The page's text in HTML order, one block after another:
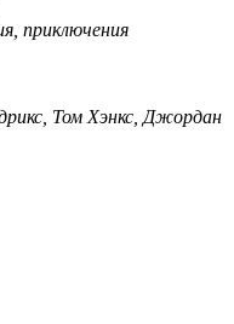
приключения
Том Хэнкс, Джордан